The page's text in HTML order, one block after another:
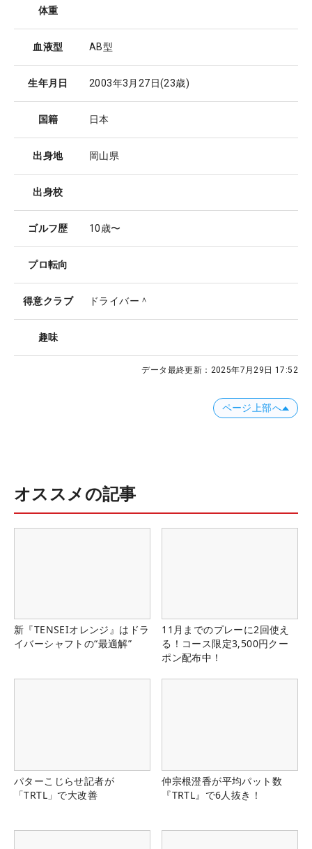
体重
血液型 AB型
生年月日 2003年3月27日(23歳)
国籍 日本
出身地 岡山県
出身校
ゴルフ歴 10歳〜
プロ転向
得意クラブ ドライバー＾
趣味
データ最終更新： 2025年7月29日 17:52
ページ上部へ
オススメの記事
新『TENSEIオレンジ』はドラ
イバーシャフトの“最適解”
11月までのプレーに2回使え
る！コース限定3,500円クー
ポン配布中！
パターこじらせ記者が
「TRTL」で大改善
仲宗根澄香が平均パット数
『TRTL』で6人抜き！